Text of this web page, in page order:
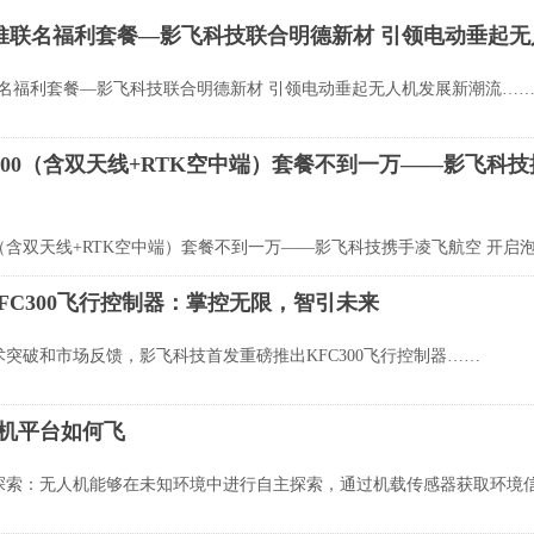
联名福利套餐—影飞科技联合明德新材 引领电动垂起
福利套餐—影飞科技联合明德新材 引领电动垂起无人机发展新潮流……
（含双天线+RTK空中端）套餐不到一万——影飞科
含双天线+RTK空中端）套餐不到一万——影飞科技携手凌飞航空 开
飞行控制器：掌控无限，智引未来
突破和市场反馈，影飞科技首发重磅推出KFC300飞行控制器……
平台如何飞
索：无人机能够在未知环境中进行自主探索，通过机载传感器获取环